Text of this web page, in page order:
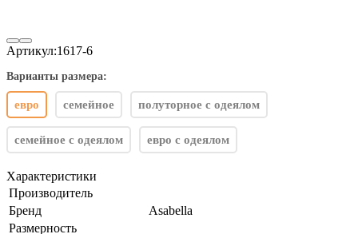
Артикул:1617-6
Варианты размера:
евро семейное полуторное с одеялом
семейное с одеялом евро с одеялом
Характеристики
Производитель
Бренд
Asabella
Размерность